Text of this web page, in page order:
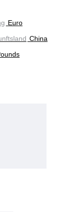
Euro
China